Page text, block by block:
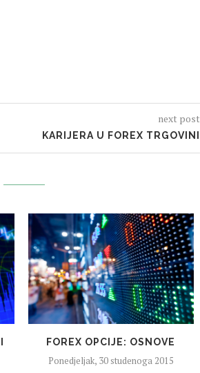
next post
KARIJERA U FOREX TRGOVINI
FOREX OPCIJE: OSNOVE
Ponedjeljak, 30 studenoga 2015